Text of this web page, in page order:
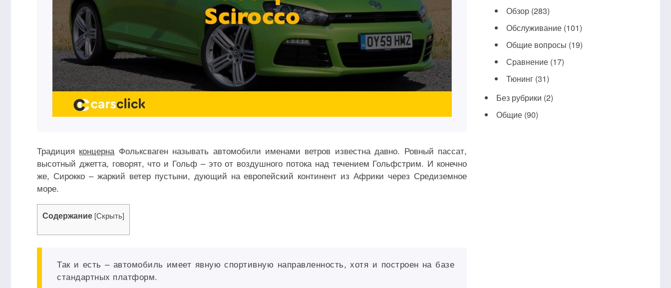
Традиция концернаФольксваген называть автомобили именами ветров известна давно. Ровный пассат,
высотный джетта, говорят, что и Гольф – это от воздушного потока над течением Гольфстрим. И конечно
же, Сирокко – жаркий ветер пустыни, дующий на европейский континент из Африки через Средиземное
море.
Содержание [Скрыть]
Так и есть – автомобиль имеет явную спортивную направленность, хотя и построен на базе
стандартных платформ.
Обзор(283)
Обслуживание(101)
Общие вопросы (19)
Сравнение(17)
Тюнинг(31)
Без рубрики (2)
Общие(90)